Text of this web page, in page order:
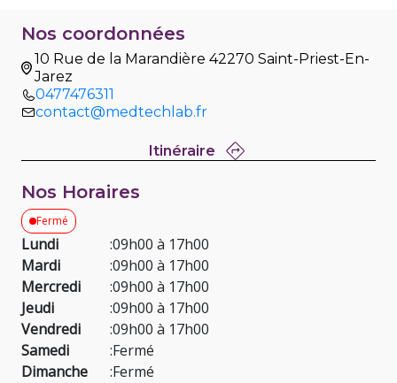
Nos coordonnées
10 Rue de la Marandière 42270 Saint-Priest-En-
Jarez
0477476311
contact@medtechlab.fr
Itinéraire
Nos Horaires
Fermé
Lundi :09h00 à 17h00
Mardi
:09h00 à 17h00
Mercredi
:09h00 à 17h00
Jeudi
:09h00 à 17h00
Vendredi
:09h00 à 17h00
Samedi
:Fermé
Dimanche
:Fermé